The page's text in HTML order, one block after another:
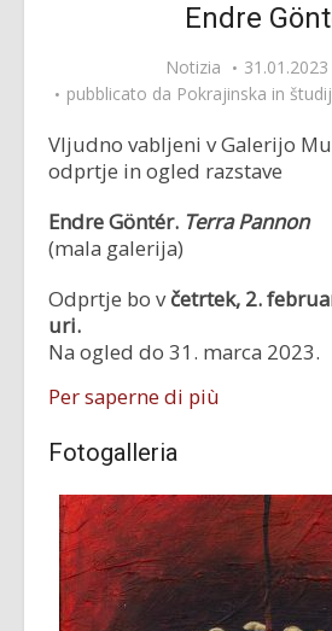
Endre
Notizia
pubblicato da Pokrajinska in
Vljudno vabljeni v Galerijo
odprtje in ogled razstave
Endre Göntér. Terra Pannon
(mala galerija)
Odprtje bo včetrtek, 2.
uri.
Na ogled do 31. marca 2023.
Per saperne di più
Fotogalleria